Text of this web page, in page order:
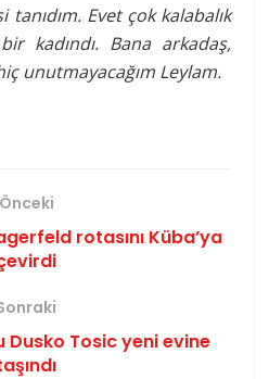
Evet çok kalabalık
kadındı. Bana arkadaş,
unutmayacağım Leylam.
Önceki
rotasını Küba’ya
Dusko Tosic yeni evine